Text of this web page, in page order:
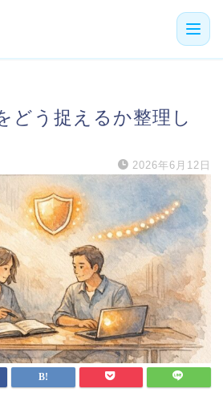
どう捉えるか整理し
2026年6月12日